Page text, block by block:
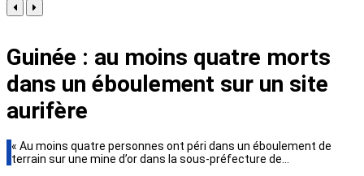
Guinée : au moins quatre morts
dans un éboulement sur un site
aurifère
« Au moins quatre personnes ont péri dans un éboulement de
terrain sur une mine d’or dans la sous-préfecture de…